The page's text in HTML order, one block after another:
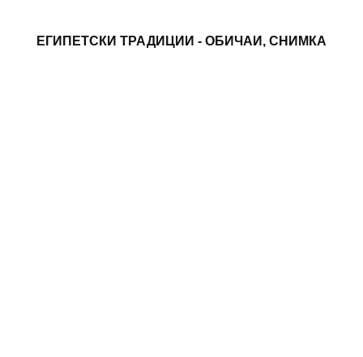
ЕГИПЕТСКИ ТРАДИЦИИ - ОБИЧАИ, СНИМКА